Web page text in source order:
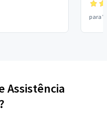
para
Assistência